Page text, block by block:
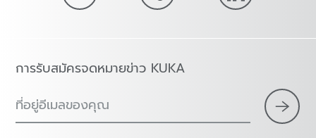
การรับสมัครจดหมายข่าว KUKA
ที่อยู่อีเมลของคุณ